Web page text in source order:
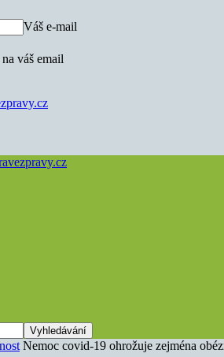
Váš e-mail
váš email
Nemoc covid-19 ohrožuje zejména